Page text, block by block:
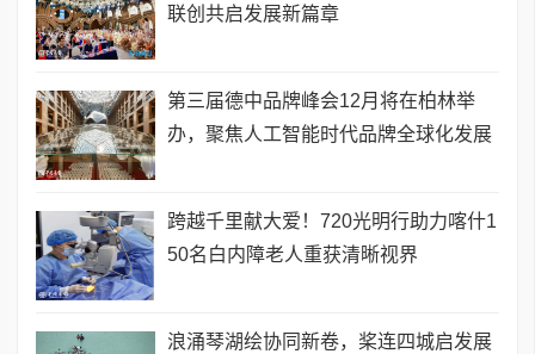
联创共启发展新篇章
第三届德中品牌峰会12月将在柏林举
办，聚焦人工智能时代品牌全球化发展
跨越千里献大爱！720光明行助力喀什1
50名白内障老人重获清晰视界
浪涌琴湖绘协同新卷，桨连四城启发展